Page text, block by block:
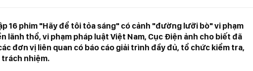
16 phim "Hãy để tôi tỏa sáng" có cảnh "đường lưỡi bò" vi phạm
lãnh thổ, vi phạm pháp luật Việt Nam, Cục Điện ảnh cho biết đã
đơn vị liên quan có báo cáo giải trình đầy đủ, tổ chức kiểm tra,
trách nhiệm.